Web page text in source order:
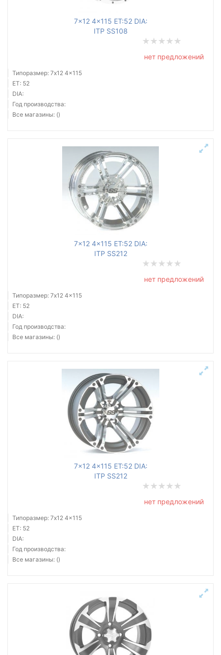
7x12 4x115 ET:52 DIA:
ITP SS108
нет предложений
Типоразмер: 7x12 4x115
ET: 52
DIA:
Год производства:
Все магазины: ()
7x12 4x115 ET:52 DIA:
ITP SS212
нет предложений
Типоразмер: 7x12 4x115
ET: 52
DIA:
Год производства:
Все магазины: ()
7x12 4x115 ET:52 DIA:
ITP SS212
нет предложений
Типоразмер: 7x12 4x115
ET: 52
DIA:
Год производства:
Все магазины: ()